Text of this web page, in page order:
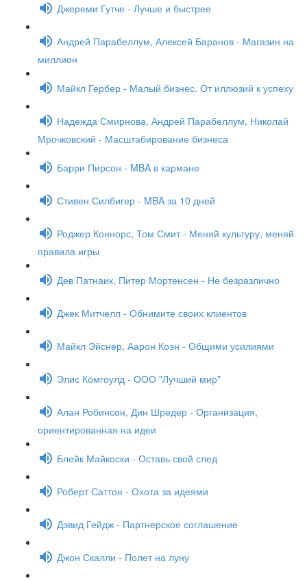
Джереми Гутче - Лучше и быстрее
Андрей Парабеллум, Алексей Баранов - Магазин на
миллион
Майкл Гербер - Малый бизнес. От иллюзий к успеху
Надежда Смирнова, Андрей Парабеллум, Николай
Мрочковский - Масштабирование бизнеса
Барри Пирсон - MBA в кармане
Стивен Силбигер - MBA за 10 дней
Роджер Коннорс, Том Смит - Меняй культуру, меняй
правила игры
Дев Патнаик, Питер Мортенсен - Не безразлично
Джек Митчелл - Обнимите своих клиентов
Майкл Эйснер, Аарон Коэн - Общими усилиями
Элис Комгоулд - ООО "Лучший мир"
Алан Робинсон, Дин Шредер - Организация,
ориентированная на идеи
Блейк Майкоски - Оставь свой след
Роберт Саттон - Охота за идеями
Дэвид Гейдж - Партнерское соглашение
Джон Скалли - Полет на луну